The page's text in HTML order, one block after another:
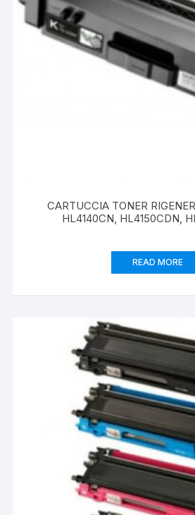
CARTUCCIA TONER
HL4140CN, HL4150CDN,
READ MORE